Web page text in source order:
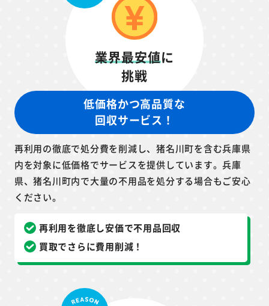
業界最安値に
挑戦
低価格かつ高品質な
回収サービス！
再利用の徹底で処分費を削減し、猪名川町を含む兵庫県
内を対象に低価格でサービスを提供しています。兵庫
県、猪名川町内で大量の不用品を処分する場合もご安心
ください。
再利用を徹底し安価で不用品回収
買取でさらに費用削減！